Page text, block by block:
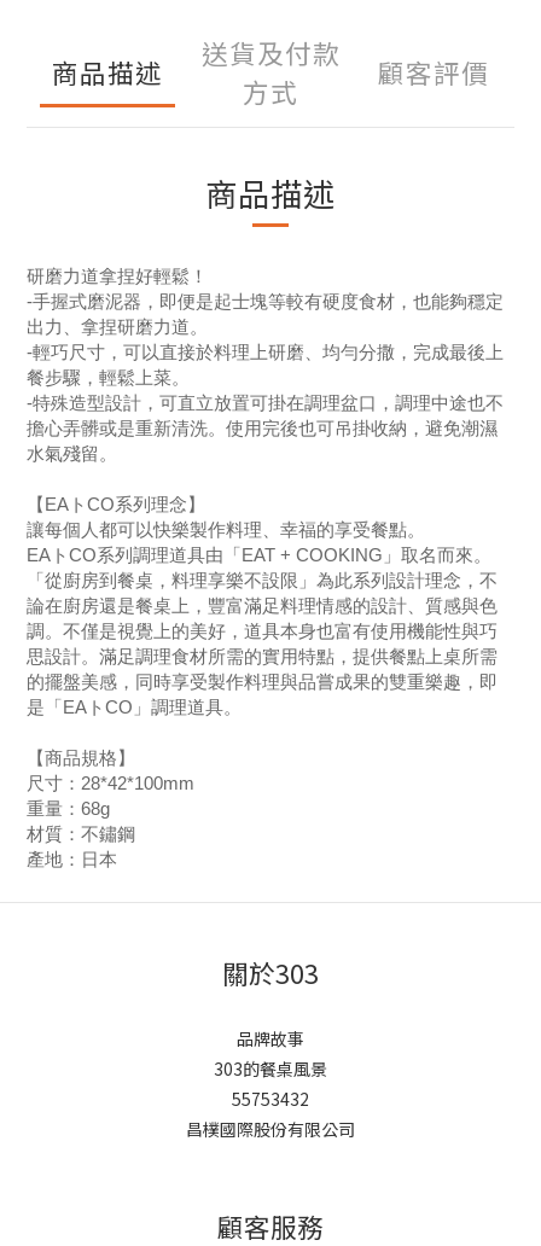
商品描述
送貨及付款
方式
顧客評價
商品描述
研磨力道拿捏好輕鬆！
-手握式磨泥器，即便是起士塊等較有硬度食材，也能夠穩定
出力、拿捏研磨力道。
-輕巧尺寸，可以直接於料理上研磨、均勻分撒，完成最後上
餐步驟，輕鬆上菜。
-特殊造型設計，可直立放置可掛在調理盆口，調理中途也不
擔心弄髒或是重新清洗。使用完後也可吊掛收納，避免潮濕
水氣殘留。
【EAトCO系列理念】
讓每個人都可以快樂製作料理、幸福的享受餐點。
EAトCO系列調理道具由「EAT + COOKING」取名而來。
「從廚房到餐桌，料理享樂不設限」為此系列設計理念，不
論在廚房還是餐桌上，豐富滿足料理情感的設計、質感與色
調。不僅是視覺上的美好，道具本身也富有使用機能性與巧
思設計。滿足調理食材所需的實用特點，提供餐點上桌所需
的擺盤美感，同時享受製作料理與品嘗成果的雙重樂趣，即
是「EAトCO」調理道具。
【商品規格】
尺寸：28*42*100mm
重量：68g
材質：不鏽鋼
產地：日本
關於303
品牌故事
303的餐桌風景
55753432
昌樸國際股份有限公司
顧客服務